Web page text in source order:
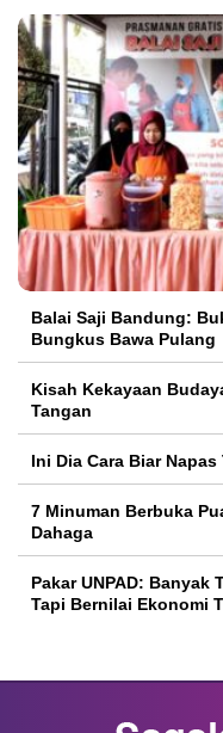
Balai Saji Bandung:
Bungkus Bawa Pulang
Kisah Kekayaan
Tangan
Ini Dia Cara Biar
7 Minuman Berbuka
Dahaga
Pakar UNPAD: Banyak
Tapi Bernilai Ekonomi